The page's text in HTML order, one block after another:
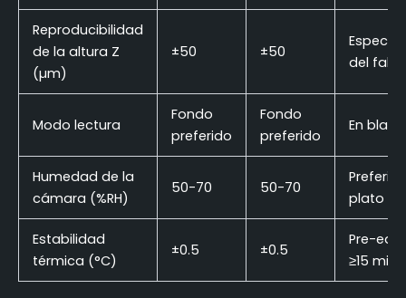
Reproducibilidad
de la altura Z
(µm)
±50 ±50
del
Modo lectura
Fondo
preferido
Fondo
preferido
En
Humedad de la
cámara (%RH)
50-70 50-70
plato
Estabilidad
térmica (°C)
±0.5 ±0.5
Pre-
≥15 min